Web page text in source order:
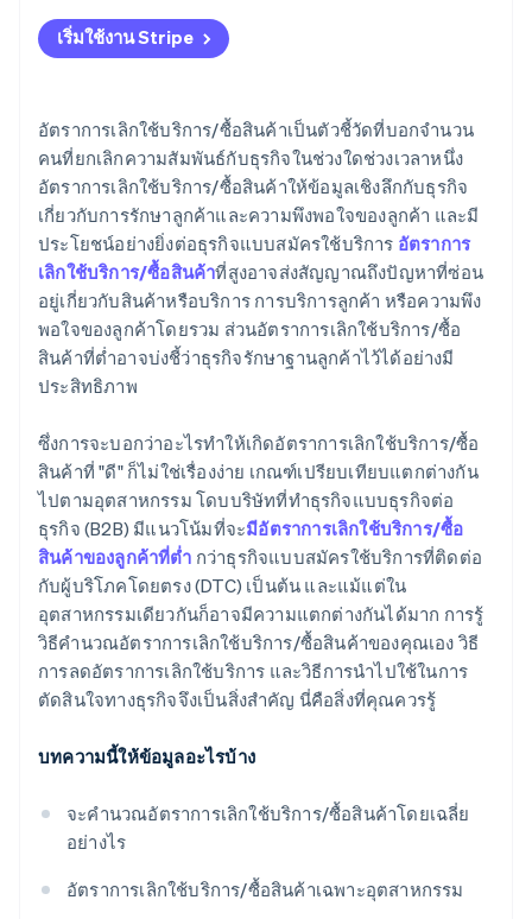
ทําความรู้จักลูกค้าของคุณ
ระบุหาลูกค้าที่มีความเสี่ยง
ช่วยให้ลูกค้าประสบความสําเร็จ
ปรับปรุงผลิตภัณฑ์ของคุณ
คิดราคาแบบยืดหยุ่น
ทํางานเป็นทีม
สร้างนวัตกรรมอยู่เสมอ
เลือกลูกค้าที่เหมาะสม
เริ่มใช้งาน Stripe
อัตราการเลิกใช้บริการ/ซื้อสินค้าเป็นตัวชี้วัดที่บอกจำนวน
คนที่ยกเลิกความสัมพันธ์กับธุรกิจในช่วงใดช่วงเวลาหนึ่ง
อัตราการเลิกใช้บริการ/ซื้อสินค้าให้ข้อมูลเชิงลึกกับธุรกิจ
เกี่ยวกับการรักษาลูกค้าและความพึงพอใจของลูกค้า และมี
ประโยชน์อย่างยิ่งต่อธุรกิจแบบสมัครใช้บริการ อัตราการ
เลิกใช้บริการ/ซื้อสินค้าที่สูงอาจส่งสัญญาณถึงปัญหาที่ซ่อน
อยู่เกี่ยวกับสินค้าหรือบริการ การบริการลูกค้า หรือความพึง
พอใจของลูกค้าโดยรวม ส่วนอัตราการเลิกใช้บริการ/ซื้อ
สินค้าที่ต่ำอาจบ่งชี้ว่าธุรกิจรักษาฐานลูกค้าไว้ได้อย่างมี
ประสิทธิภาพ
ซึ่งการจะบอกว่าอะไรทำให้เกิดอัตราการเลิกใช้บริการ/ซื้อ
สินค้าที่ "ดี" ก็ไม่ใช่เรื่องง่าย เกณฑ์เปรียบเทียบแตกต่างกัน
ไปตามอุตสาหกรรม โดบบริษัทที่ทำธุรกิจแบบธุรกิจต่อ
ธุรกิจ (B2B) มีแนวโน้มที่จะมีอัตราการเลิกใช้บริการ/ซื้อ
สินค้าของลูกค้าที่ต่ำ กว่าธุรกิจแบบสมัครใช้บริการที่ติดต่อ
กับผู้บริโภคโดยตรง (DTC) เป็นต้น และแม้แต่ใน
อุตสาหกรรมเดียวกันก็อาจมีความแตกต่างกันได้มาก การรู้
วิธีคำนวณอัตราการเลิกใช้บริการ/ซื้อสินค้าของคุณเอง วิธี
การลดอัตราการเลิกใช้บริการ และวิธีการนำไปใช้ในการ
ตัดสินใจทางธุรกิจจึงเป็นสิ่งสำคัญ นี่คือสิ่งที่คุณควรรู้
บทความนี้ให้ข้อมูลอะไรบ้าง
จะคํานวณอัตราการเลิกใช้บริการ/ซื้อสินค้าโดยเฉลี่ย
อย่างไร
อัตราการเลิกใช้บริการ/ซื้อสินค้าเฉพาะอุตสาหกรรม